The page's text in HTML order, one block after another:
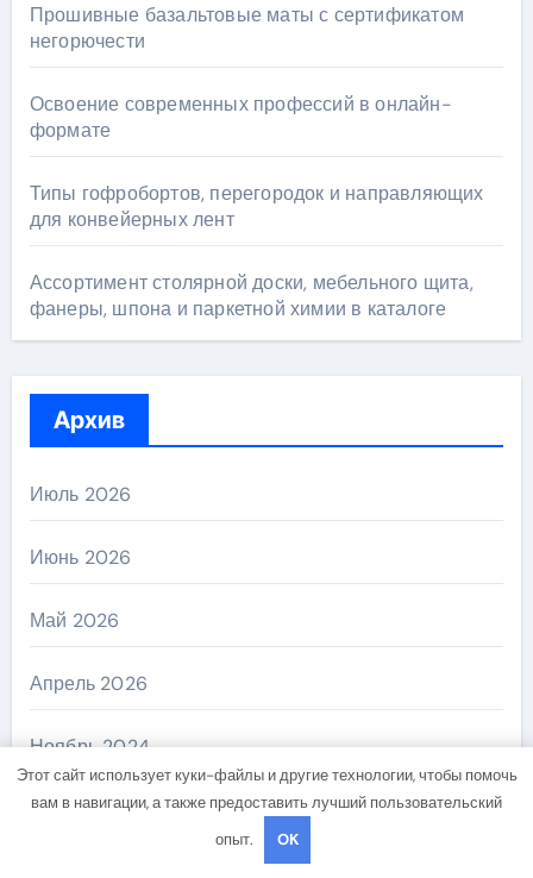
Прошивные базальтовые маты с сертификатом
негорючести
Освоение современных профессий в онлайн-
формате
Типы гофробортов, перегородок и направляющих
для конвейерных лент
Ассортимент столярной доски, мебельного щита,
фанеры, шпона и паркетной химии в каталоге
Архив
Июль 2026
Июнь 2026
Май 2026
Апрель 2026
Ноябрь 2024
Октябрь 2024
Этот сайт использует куки-файлы и другие технологии, чтобы помочь
вам в навигации, а также предоставить лучший пользовательский
опыт.
OK